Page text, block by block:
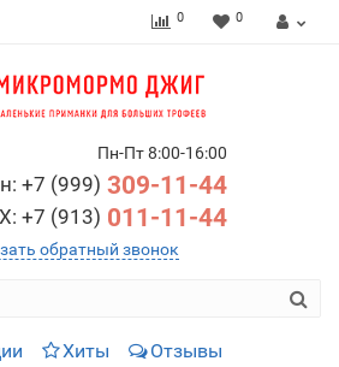
0 0
Пн-Пт 8:00-16:00
+7 (999) 309-11-44
+7 (913) 011-11-44
обратный звонок
Хиты Отзывы